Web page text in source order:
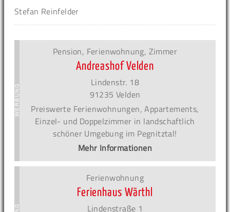
Stefan Reinfelder
Pension, Ferienwohnung, Zimmer
Andreashof Velden
Lindenstr. 18
91235 Velden
Preiswerte Ferienwohnungen, Appartements,
Einzel- und Doppelzimmer in landschaftlich
schöner Umgebung im Pegnitztal!
Mehr Informationen
Ferienwohnung
Ferienhaus Wärthl
Lindenstraße 1